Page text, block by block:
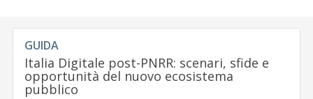
GUIDA
Italia Digitale post-PNRR: scenari, sfide e
opportunità del nuovo ecosistema
pubblico